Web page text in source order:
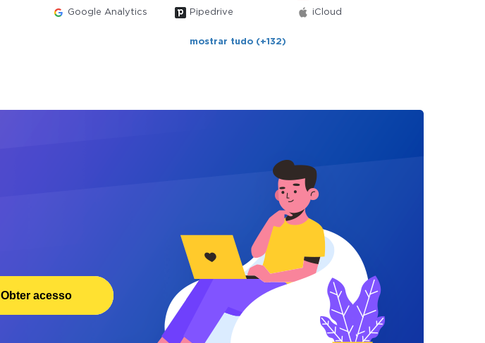
Google Analytics Pipedrive iCloud
mostrar tudo (+132)
Obter acesso